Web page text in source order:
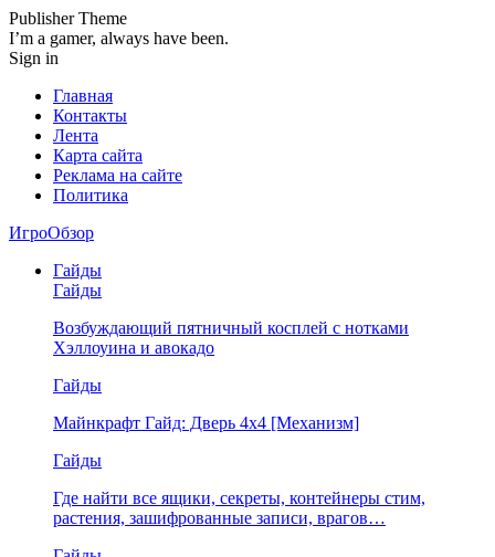
Publisher Theme
I’m a gamer, always have been.
Sign in
Главная
Контакты
Лента
Карта сайта
Реклама на сайте
Политика
ИгроОбзор
Гайды
Гайды
Возбуждающий пятничный косплей с нотками
Хэллоуина и авокадо
Гайды
Майнкрафт Гайд: Дверь 4х4 [Механизм]
Гайды
Где найти все ящики, секреты, контейнеры стим,
растения, зашифрованные записи, врагов…